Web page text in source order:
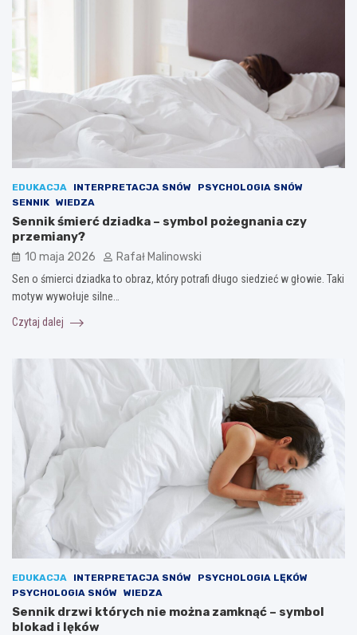
EDUKACJA INTERPRETACJA SNÓW
PSYCHOLOGIA SNÓW
SENNIK WIEDZA
Sennik śmierć dziadka – symbol pożegnania czy
przemiany?
10 maja 2026 Rafał Malinowski
Sen o śmierci dziadka to obraz, który potrafi długo siedzieć w głowie. Taki
motyw wywołuje silne…
Czytaj dalej
EDUKACJA INTERPRETACJA SNÓW
PSYCHOLOGIA LĘKÓW
PSYCHOLOGIA SNÓW WIEDZA
Sennik drzwi których nie można zamknąć – symbol
blokad i lęków